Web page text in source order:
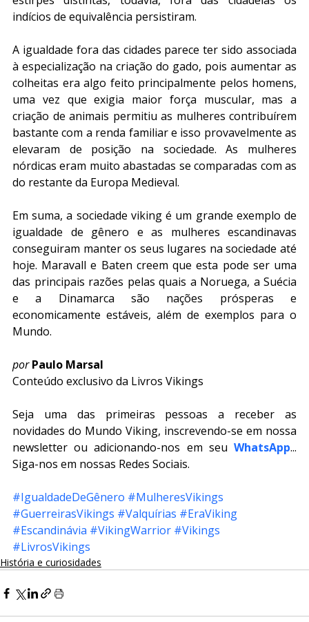
indícios de equivalência persistiram.
A igualdade fora das cidades parece ter sido associada
à especialização na criação do gado, pois aumentar as
colheitas era algo feito principalmente pelos homens,
uma vez que exigia maior força muscular, mas a
criação de animais permitiu as mulheres contribuírem
bastante com a renda familiar e isso provavelmente as
elevaram de posição na sociedade. As mulheres
nórdicas eram muito abastadas se comparadas com as
do restante da Europa Medieval.
Em suma, a sociedade viking é um grande exemplo de
igualdade de gênero e as mulheres escandinavas
conseguiram manter os seus lugares na sociedade até
hoje. Maravall e Baten creem que esta pode ser uma
das principais razões pelas quais a Noruega, a Suécia
e a Dinamarca são nações prósperas e
economicamente estáveis, além de exemplos para o
Mundo.
por Paulo Marsal
Conteúdo exclusivo da Livros Vikings
Seja uma das primeiras pessoas a receber as
novidades do Mundo Viking, inscrevendo-se em nossa
newsletter ou adicionando-nos em seu WhatsApp...
Siga-nos em nossas Redes Sociais.
#IgualdadeDeGênero #MulheresVikings
#GuerreirasVikings #Valquírias #EraViking
#Escandinávia #VikingWarrior #Vikings
#LivrosVikings
História e curiosidades